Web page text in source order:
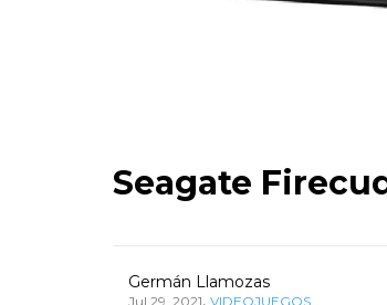
Seagate
Germán Llamozas
Jul 29, 2021, VIDEOJUEGOS